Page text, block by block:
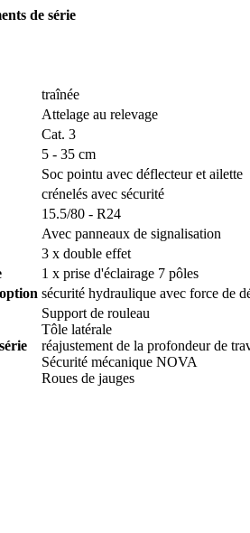
de série
traînée
Attelage au relevage
Cat. 3
5 - 35 cm
Soc pointu avec déflecteur et ailette
crénelés avec sécurité
15.5/80 - R24
Avec panneaux de signalisation
3 x double effet
1 x prise d'éclairage 7 pôles
sécurité hydraulique avec force de
Support de rouleau
Tôle latérale
réajustement de la profondeur de
Sécurité mécanique NOVA
Roues de jauges